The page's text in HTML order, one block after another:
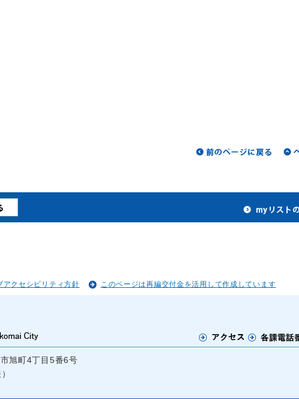
アクセシビリティ方針 このページは再編交付金を活用して作成しています
旭町4丁目5番6号